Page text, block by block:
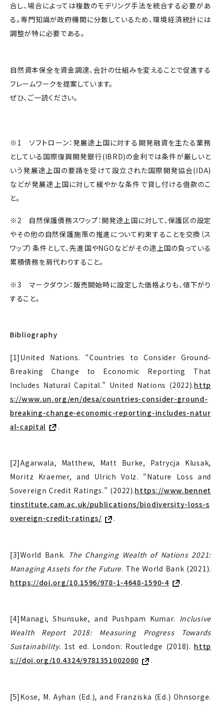
合し、場合によっては複数のモデリング手法を統合する必要があ
る。専門知識が政府機関に分散しているため、環境経済統計には
調整が特に必要である。
自然資本保全を資金調達、会計の仕組みを変えることで促進する
フレームワークを提案しています。
ぜひ、ご一読ください。
※1 ソフトローン：発展途上国に対する開発融資を主たる業務
としている国際復興開発銀行(IBRD)の金利では条件が厳しいと
いう発展途上国の要請を受けて設立された国際開発協会(IDA)
などが発展途上国に対して緩やかな条件で貸し付ける借款のこ
と。
※2 自然保護債務スワップ：開発途上国に対して、保護区の設定
やその他の自然保護施策の推進について約束することを交換（ス
ワップ）条件として、先進国やNGOなどがその途上国の負っている
累積債務を肩代わりすること。
※3 マークダウン：販売開始時に設定した価格よりも、値下がり
すること。
Bibliography
[1]United Nations. “Countries to Consider Ground-
Breaking Change to Economic Reporting That
Includes Natural Capital.” United Nations (2022).http
s://www.un.org/en/desa/countries-consider-ground-
breaking-change-economic-reporting-includes-natur
al-capital
.
[2]Agarwala, Matthew, Matt Burke, Patrycja Klusak,
Moritz Kraemer, and Ulrich Volz. “Nature Loss and
Sovereign Credit Ratings.” (2022).https://www.bennet
tinstitute.cam.ac.uk/publications/biodiversity-loss-s
overeign-credit-ratings/
.
[3]World Bank. The Changing Wealth of Nations 2021:
Managing Assets for the Future. The World Bank (2021).
https://doi.org/10.1596/978-1-4648-1590-4
.
[4]Managi, Shunsuke, and Pushpam Kumar. Inclusive
Wealth Report 2018: Measuring Progress Towards
Sustainability. 1st ed. London: Routledge (2018). http
s://doi.org/10.4324/9781351002080
.
[5]Kose, M. Ayhan (Ed.), and Franziska (Ed.) Ohnsorge.